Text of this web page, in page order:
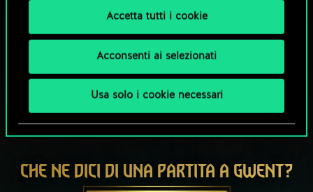
Accetta tutti i cookie
Acconsenti ai selezionati
Usa solo i cookie necessari
CHE NE DICI DI UNA PARTITA A GWENT?